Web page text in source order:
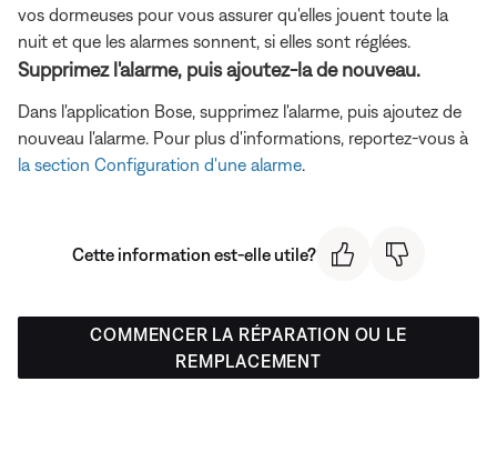
vos dormeuses pour vous assurer qu'elles jouent toute la
nuit et que les alarmes sonnent, si elles sont réglées.
Supprimez l'alarme, puis ajoutez-la de nouveau.
Dans l'application Bose, supprimez l'alarme, puis ajoutez de
nouveau l'alarme. Pour plus d'informations, reportez-vous à
la section Configuration d'une alarme.
Cette information est-elle utile?
COMMENCER LA RÉPARATION OU LE
REMPLACEMENT